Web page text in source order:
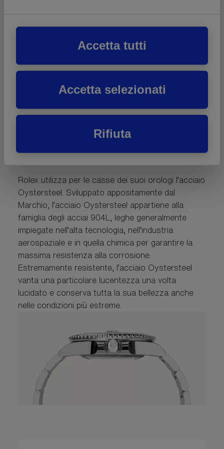
Accetta tutti
Accetta selezionati
Rifiuta
Acciaio Oystersteel
Rolex utilizza per le casse dei suoi orologi l’acciaio
Oystersteel. Sviluppato appositamente dal
Marchio, l’acciaio Oystersteel appartiene alla
famiglia degli acciai 904L, leghe generalmente
impiegate nell’alta tecnologia, nell’industria
aerospaziale e in quella chimica per garantire la
massima resistenza alla corrosione.
Estremamente resistente, l’acciaio Oystersteel
vanta una particolare lucentezza una volta
lucidato e conserva tutta la sua bellezza anche
nelle condizioni più estreme.